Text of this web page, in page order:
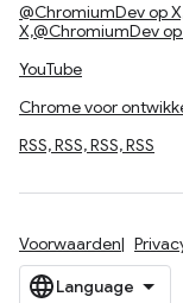
@ChromiumDev op
X,@ChromiumDev
YouTube
Chrome voor
RSS, RSS, RSS, RSS
Voorwaarden